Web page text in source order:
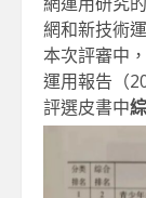
網和新技術
本次評審中
運用報告（
評選皮書中